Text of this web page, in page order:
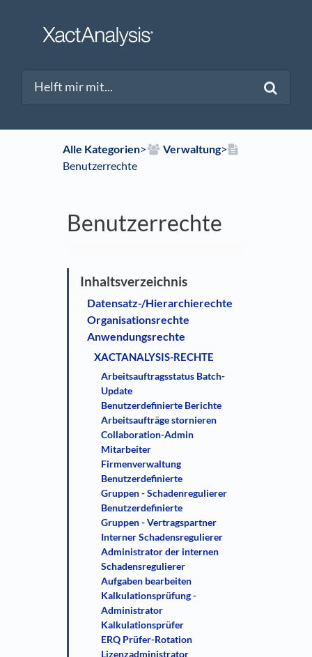
Alle Kategorien​>​ ​Verwaltung​>​
Benutzerrechte
Benutzerrechte
Datensatz-/Hierarchierechte
Organisationsrechte
Anwendungsrechte
XACTANALYSIS-RECHTE
Arbeitsauftragsstatus Batch-
Update
Benutzerdefinierte Berichte
Arbeitsaufträge stornieren
Collaboration-Admin
Mitarbeiter
Firmenverwaltung
Benutzerdefinierte
Gruppen - Schadenregulierer
Benutzerdefinierte
Gruppen - Vertragspartner
Interner Schadensregulierer
Administrator der internen
Schadensregulierer
Aufgaben bearbeiten
Kalkulationsprüfung -
Administrator
Kalkulationsprüfer
ERQ Prüfer-Rotation
Lizenzadministrator